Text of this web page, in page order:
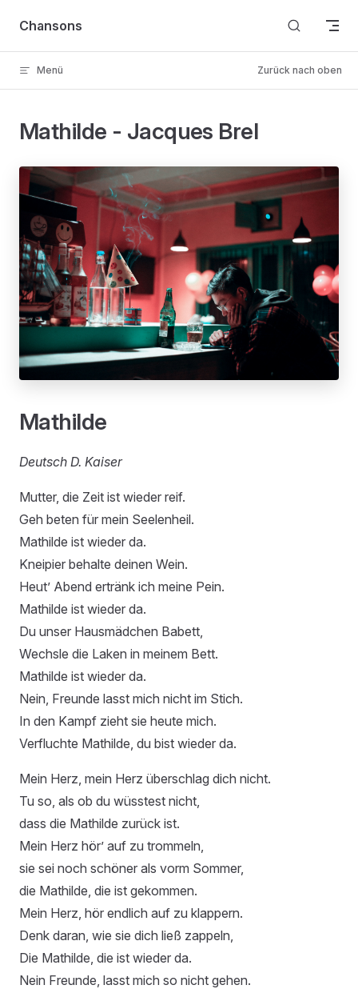
Skip to content
Chansons
Menü Zurück nach oben
Mathilde - Jacques Brel
Mathilde
Deutsch D. Kaiser
Mutter, die Zeit ist wieder reif.
Geh beten für mein Seelenheil.
Mathilde ist wieder da.
Kneipier behalte deinen Wein.
Heut’ Abend ertränk ich meine Pein.
Mathilde ist wieder da.
Du unser Hausmädchen Babett,
Wechsle die Laken in meinem Bett.
Mathilde ist wieder da.
Nein, Freunde lasst mich nicht im Stich.
In den Kampf zieht sie heute mich.
Verfluchte Mathilde, du bist wieder da.
Mein Herz, mein Herz überschlag dich nicht.
Tu so, als ob du wüsstest nicht,
dass die Mathilde zurück ist.
Mein Herz hör’ auf zu trommeln,
sie sei noch schöner als vorm Sommer,
die Mathilde, die ist gekommen.
Mein Herz, hör endlich auf zu klappern.
Denk daran, wie sie dich ließ zappeln,
Die Mathilde, die ist wieder da.
Nein Freunde, lasst mich so nicht gehen.